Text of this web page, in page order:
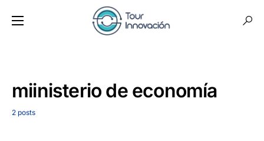
miinisterio de economía
2 posts